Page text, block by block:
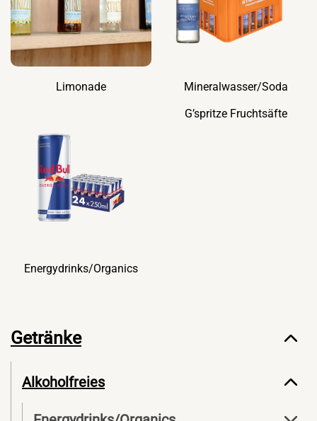
Limonade Mineralwasser/Soda
Energydrinks/Organics
G’spritze Fruchtsäfte
Getränke
Alkoholfreies